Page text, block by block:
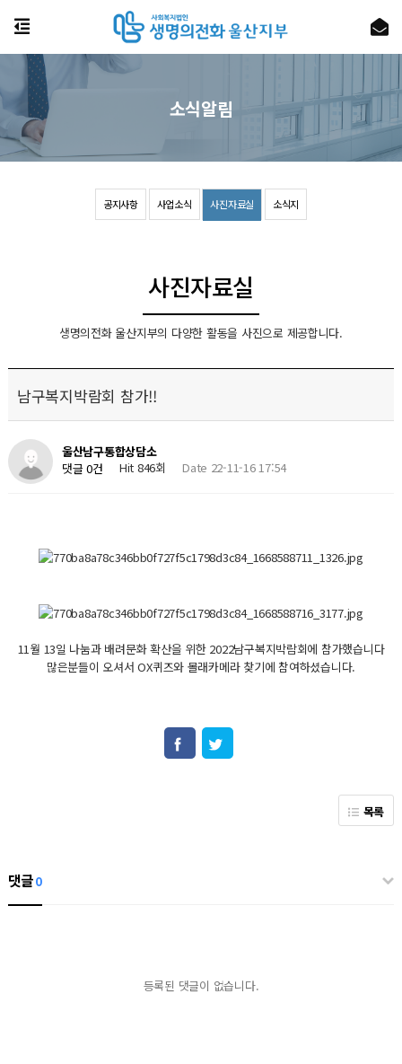
공지사항 사업소식 사진자료실 소식지
소식알림
사진자료실
생명의전화 울산지부의 다양한 활동을 사진으로 제공합니다.
남구복지박람회 참가!!
울산남구통합상담소
댓글 0건
Hit 846회 Date 22-11-16 17:54
11월 13일 나눔과 배려문화 확산을 위한 2022남구복지박람회에 참가했습니다
많은분들이 오셔서 OX퀴즈와 몰래카메라 찾기에 참여하셨습니다.
목록
댓글0
등록된 댓글이 없습니다.